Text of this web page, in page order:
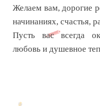
Желаем вам, дорогие
начинаниях, счастья,
Пусть вас всегда
любовь и душевное